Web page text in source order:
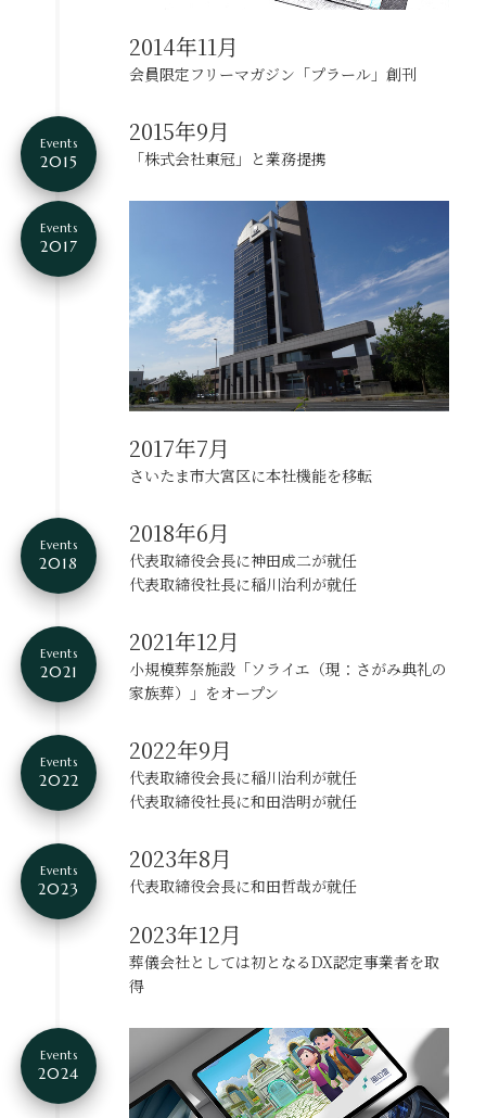
2014年11月
会員限定フリーマガジン「プラール」創刊
Events
2015
2015年9月
「株式会社東冠」と業務提携
Events
2017
2017年7月
さいたま市大宮区に本社機能を移転
Events
2018
2018年6月
代表取締役会長に神田成二が就任
代表取締役社長に稲川治利が就任
Events
2021
2021年12月
小規模葬祭施設 「ソライエ（現：さがみ典礼の
家族葬）」をオープン
Events
2022
2022年9月
代表取締役会長に稲川治利が就任
代表取締役社長に和田浩明が就任
Events
2023
2023年8月
代表取締役会長に和田哲哉が就任
2023年12月
葬儀会社としては初となるDX認定事業者を取
得
Events
2024